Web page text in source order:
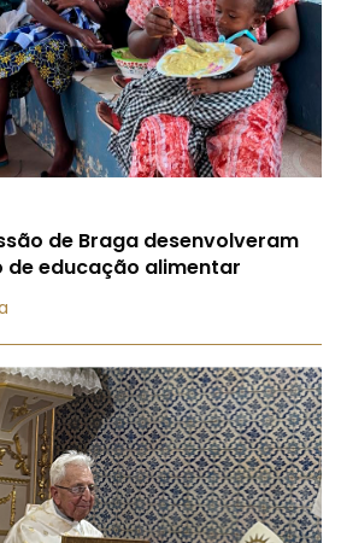
de Braga desenvolveram
educação alimentar